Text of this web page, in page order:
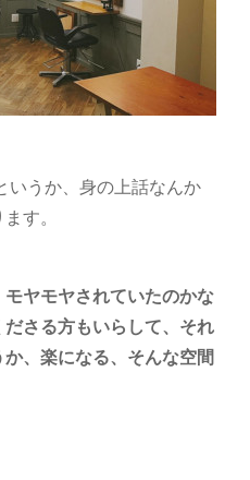
うか、身の上話なんか
す。
ヤモヤされていたのかな
さる方もいらして、それ
、楽になる、そんな空間